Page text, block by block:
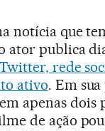
notícia que
ator publica
Twitter, rede
ativo. Em
apenas dois
de ação